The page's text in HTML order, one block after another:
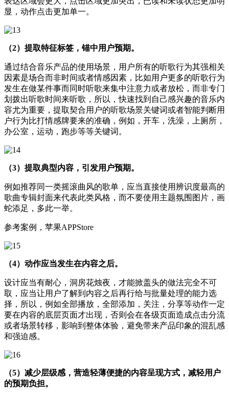
显，动作点击更加单一。
（2）提取特征标签，锚中用户预期。
通过结合音乐产品的使用场景，用户所有的听歌行为其强相关
因素是场合而非时间或者情感因素，比如用户更多的听歌行为
发生在做某件事而同时听歌来集中注意力或者放松，而非专门
划拨出听歌时间来听歌，所以，快速找到自己感兴趣的音乐内
容尤为重要，提取契合用户的听歌场景关键词或者智能判断用
户行为比打情感牌要来的准确，例如，开车，洗澡，上厕所，
办公室，运动，跑步等等关键词。
（3）提取典型内容，引发用户预期。
例如推荐同一类摇滚曲风的歌单，应当直接使用辨识度最高的
歌曲专辑封面来代表此类风格，而不要使用主题氛围图片，画
蛇添足，多此一举。
参考案例，苹果APPStore
（4）动作应当发生在内容之后。
设计应当有耐心，洞房花烛夜，才能掀盖头的做法完全不可
取，应当让用户了解到内容之后再行给与批量处理的能力选
择，所以，例如全部播放，全部添加，关注，分享等动作一定
要在内容的底层页面才出现，否则会在各级页面造成点击分流
或者场景转移，影响到整体体验，避免带来产品印象的混乱感
和强迫感。
（5）减少层级感，营造轻薄便捷的内容呈现方式，减轻用户
的预期负担。